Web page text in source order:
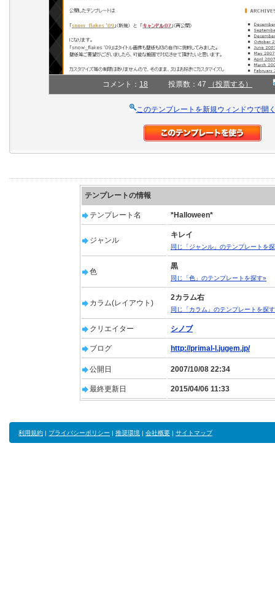
コメント： 18 投票数：47 （投票する）
このテンプレートを新規ウィンドウで開
テンプレートの情報
テンプレート名 *Halloween*
ジャンル
キレイ
同じ「ジャンル」のテンプレートを
色
黒
同じ「色」のテンプレートを探す»
カラム(レイアウト)
2カラム右
同じ「カラム」のテンプレートを探
クリエイター シノブ
ブログ http://primal-l.jugem.jp/
公開日 2007/10/08 22:34
最終更新日 2015/04/06 11:33
利用規約 | プライバシーポリシー | 推奨環境 | 会社概要 | サイトマップ